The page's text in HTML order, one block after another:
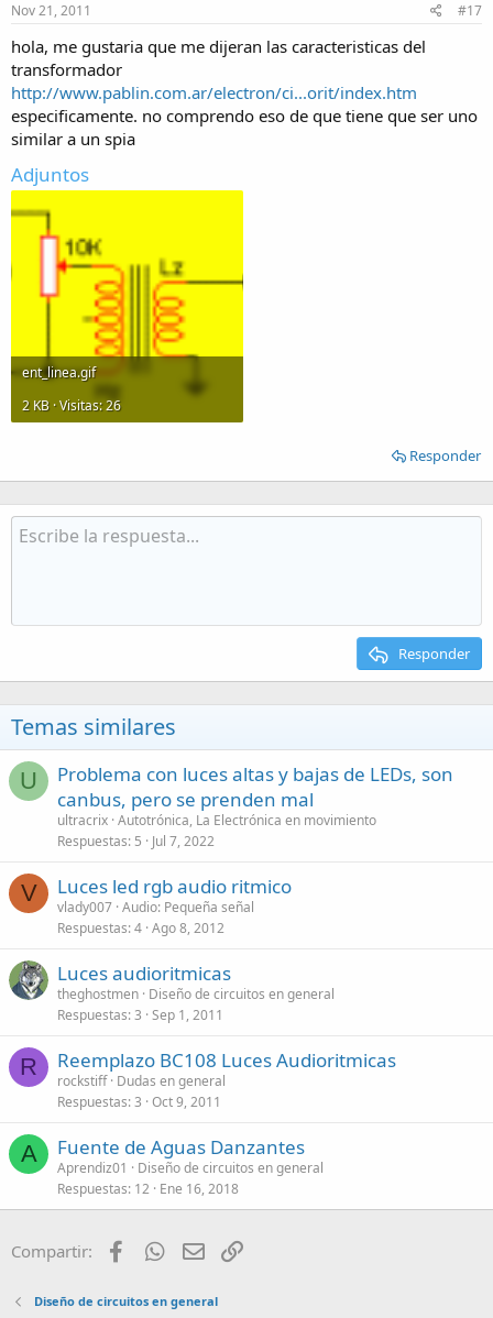
Nov 21, 2011 #17
hola, me gustaria que me dijeran las caracteristicas del
transformador
http://www.pablin.com.ar/electron/ci...orit/index.htm
especificamente. no comprendo eso de que tiene que ser uno
similar a un spia
Adjuntos
ent_linea.gif
2 KB · Visitas: 26
Responder
Responder
Temas similares
U
Problema con luces altas y bajas de LEDs, son
canbus, pero se prenden mal
ultracrix Autotrónica, La Electrónica en movimiento
Respuestas 5 Jul 7, 2022
V Luces led rgb audio ritmico
vlady007 Audio: Pequeña señal
Respuestas 4 Ago 8, 2012
Luces audioritmicas
theghostmen Diseño de circuitos en general
Respuestas 3 Sep 1, 2011
R Reemplazo BC108 Luces Audioritmicas
rockstiff Dudas en general
Respuestas 3 Oct 9, 2011
A Fuente de Aguas Danzantes
Aprendiz01
Diseño de circuitos en general
Respuestas 12 Ene 16, 2018
Compartir: FacebookWhatsApp
Email
Diseño de circuitos en general